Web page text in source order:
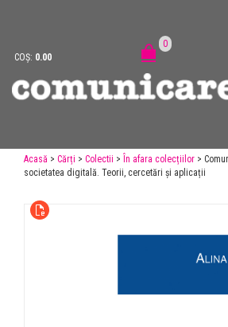
COȘ: 0.00
0
Acasă > Cărți > Colectii > În afara colecțiilor >
societatea digitală. Teorii, cercetări și aplicații